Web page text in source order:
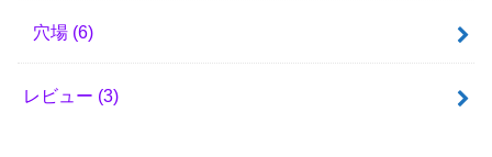
穴場 (6)
レビュー (3)